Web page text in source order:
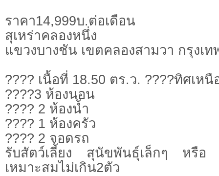
ราคา14,999บ.ต่อเดือน
สุเหร่าคลองหนึ่ง
แขวงบางชัน เขตคลองสามวา กรุงเ
???? เนื้อที่ 18.50 ตร.ว. ????ทิศเหนื
????3 ห้องนอน
???? 2 ห้องน้ำ
???? 1 ห้องครัว
???? 2 จอดรถ
รับสัตว์เลี้ยง สุนัขพันธุ์เล็กๆ หรือ
เหมาะสมไม่เกิน2ตัว